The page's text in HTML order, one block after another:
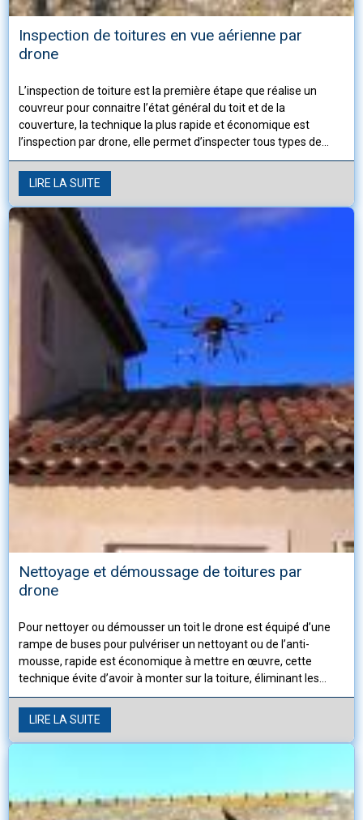
Inspection de toitures en vue aérienne par
drone
L’inspection de toiture est la première étape que réalise un
couvreur pour connaitre l’état général du toit et de la
couverture, la technique la plus rapide et économique est
l’inspection par drone, elle permet d’inspecter tous types de
toitures pour visualiser et déterminer les travaux à
entreprendre sur la couverture.
LIRE LA SUITE
Nettoyage et démoussage de toitures par
drone
Pour nettoyer ou démousser un toit le drone est équipé d’une
rampe de buses pour pulvériser un nettoyant ou de l’anti-
mousse, rapide est économique à mettre en œuvre, cette
technique évite d’avoir à monter sur la toiture, éliminant les
risques de chutes et de dégradations de la couverture.
LIRE LA SUITE